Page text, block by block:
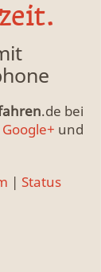
.de bei
Google+ und
| Status